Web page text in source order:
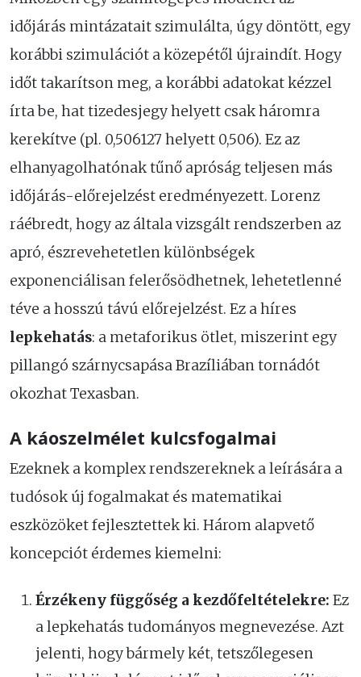
időjárás mintázatait szimulálta, úgy döntött, egy
korábbi szimulációt a közepétől újraindít. Hogy
időt takarítson meg, a korábbi adatokat kézzel
írta be, hat tizedesjegy helyett csak háromra
kerekítve (pl. 0,506127 helyett 0,506). Ez az
elhanyagolhatónak tűnő apróság teljesen más
időjárás-előrejelzést eredményezett. Lorenz
ráébredt, hogy az általa vizsgált rendszerben az
apró, észrevehetetlen különbségek
exponenciálisan felerősödhetnek, lehetetlenné
téve a hosszú távú előrejelzést. Ez a híres
lepkehatás: a metaforikus ötlet, miszerint egy
pillangó szárnycsapása Brazíliában tornádót
okozhat Texasban.
A káoszelmélet kulcsfogalmai
Ezeknek a komplex rendszereknek a leírására a
tudósok új fogalmakat és matematikai
eszközöket fejlesztettek ki. Három alapvető
koncepciót érdemes kiemelni:
Érzékeny függőség a kezdőfeltételekre: Ez
a lepkehatás tudományos megnevezése. Azt
jelenti, hogy bármely két, tetszőlegesen